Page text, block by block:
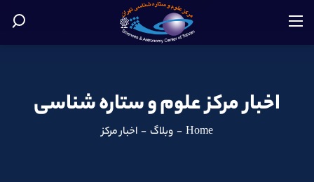
اخبار مرکز علوم و ستاره شناسی
Home
- وبلاگ - اخبار مرکز